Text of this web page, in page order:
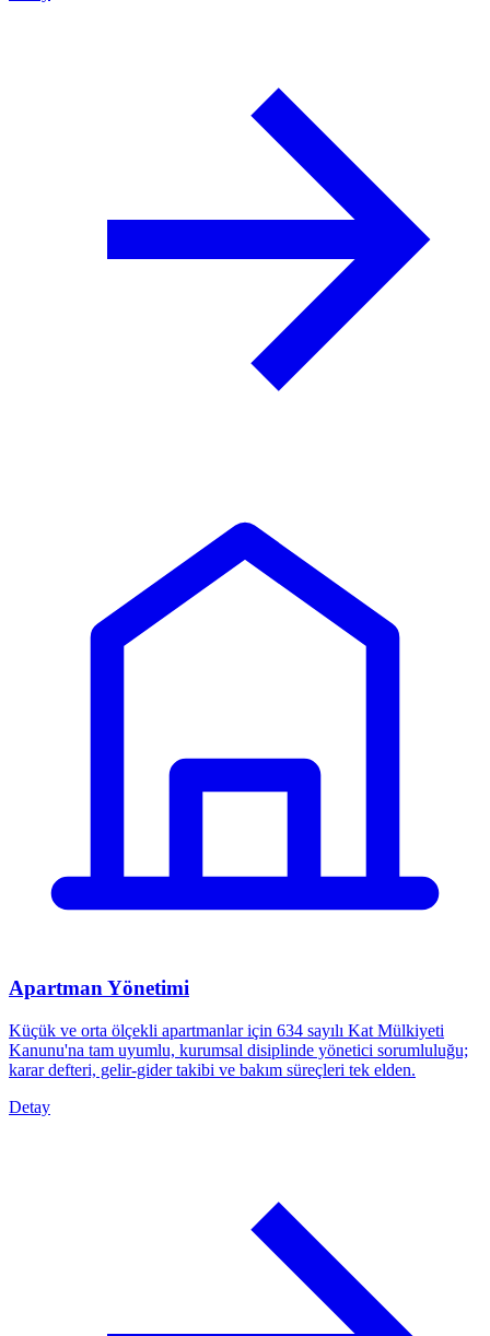
Apartman Yönetimi
Küçük ve orta ölçekli apartmanlar için 634 sayılı Kat Mülkiyeti
Kanunu'na tam uyumlu, kurumsal disiplinde yönetici sorumluluğu;
karar defteri, gelir-gider takibi ve bakım süreçleri tek elden.
Detay